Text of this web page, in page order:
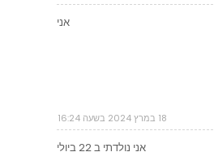
אני
18 במרץ 2024 בשעה 16:24
אני נולדתי ב 22 ביולי